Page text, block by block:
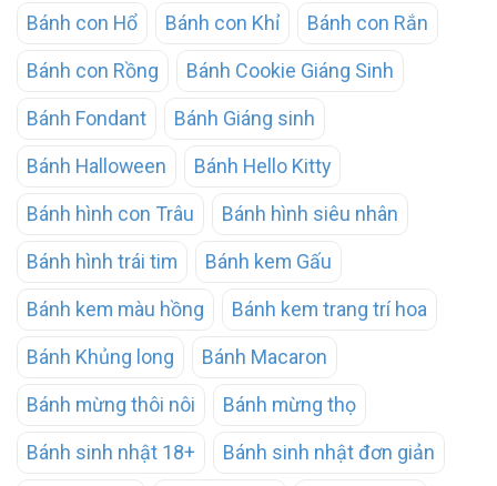
Bánh con Hổ Bánh con Khỉ Bánh con Rắn
Bánh con Rồng Bánh Cookie Giáng Sinh
Bánh Fondant Bánh Giáng sinh
Bánh Halloween Bánh Hello Kitty
Bánh hình con Trâu Bánh hình siêu nhân
Bánh hình trái tim Bánh kem Gấu
Bánh kem màu hồng Bánh kem trang trí hoa
Bánh Khủng long Bánh Macaron
Bánh mừng thôi nôi Bánh mừng thọ
Bánh sinh nhật 18+ Bánh sinh nhật đơn giản